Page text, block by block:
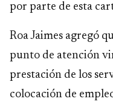
por parte de esta
Roa Jaimes agregó
punto de atención
prestación de los
colocación de